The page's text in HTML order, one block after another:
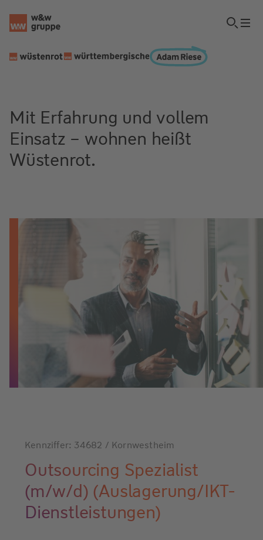
Mit Erfahrung und vollem
Einsatz – wohnen heißt
Wüstenrot.
Kennziffer: 34682 / Kornwestheim
Outsourcing Spezialist
(m/w/d) (Auslagerung/IKT-
Dienstleistungen)